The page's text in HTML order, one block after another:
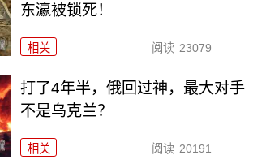
东瀛被锁死！
相关 阅读 23079
打了4年半，俄回过神，最大对手
不是乌克兰？
相关 阅读 20191